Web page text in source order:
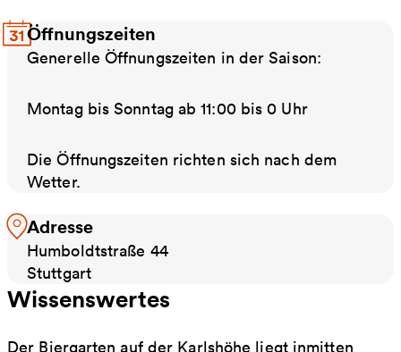
Öffnungszeiten
Generelle Öffnungszeiten in der Saison:
Montag bis Sonntag ab 11:00 bis 0 Uhr
Die Öffnungszeiten richten sich nach dem
Wetter.
Adresse
Humboldtstraße 44
Stuttgart
Wissenswertes
Der Biergarten auf der Karlshöhe liegt inmitten